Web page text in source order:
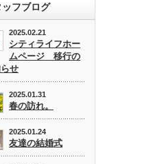
ッフブログ
2025.02.21
シティライフホー
ムページ 移行の
せ
2025.01.31
春の訪れ。
2025.01.24
友達の結婚式